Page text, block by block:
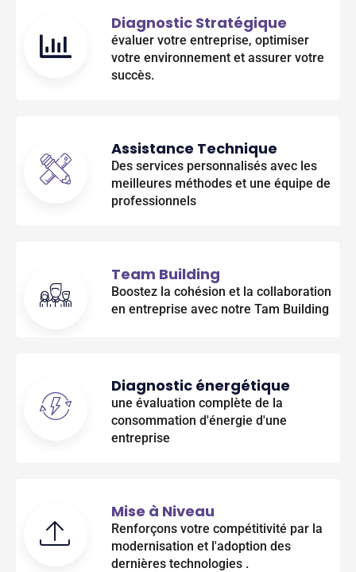
Diagnostic Stratégique
évaluer votre entreprise, optimiser
votre environnement et assurer votre
succès.
Assistance Technique
Des services personnalisés avec les
meilleures méthodes et une équipe de
professionnels
Team Building
Boostez la cohésion et la collaboration
en entreprise avec notre Tam Building
Diagnostic énergétique
une évaluation complète de la
consommation d'énergie d'une
entreprise
Mise à Niveau
Renforçons votre compétitivité par la
modernisation et l'adoption des
dernières technologies .